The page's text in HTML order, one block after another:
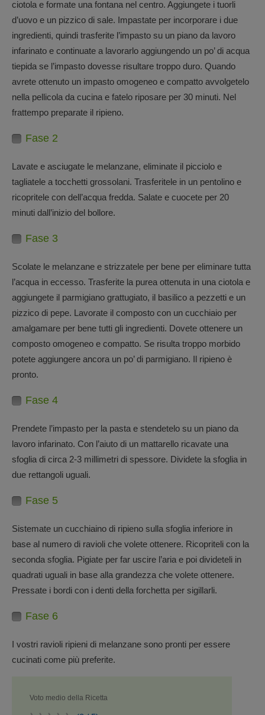
ciotola e formate una fontana nel centro. Aggiungete i tuorli
d’uovo e un pizzico di sale. Impastate per incorporare i due
ingredienti, quindi trasferite l’impasto su un piano da lavoro
infarinato e continuate a lavorarlo aggiungendo un po’ di acqua
tiepida se l’impasto dovesse risultare troppo duro. Quando
avrete ottenuto un impasto omogeneo e compatto avvolgetelo
nella pellicola da cucina e fatelo riposare per 30 minuti. Nel
frattempo preparate il ripieno.
Fase 2
Lavate e asciugate le melanzane, eliminate il picciolo e
tagliatele a tocchetti grossolani. Trasferitele in un pentolino e
ricopritele con dell’acqua fredda. Salate e cuocete per 20
minuti dall’inizio del bollore.
Fase 3
Scolate le melanzane e strizzatele per bene per eliminare tutta
l’acqua in eccesso. Trasferite la purea ottenuta in una ciotola e
aggiungete il parmigiano grattugiato, il basilico a pezzetti e un
pizzico di pepe. Lavorate il composto con un cucchiaio per
amalgamare per bene tutti gli ingredienti. Dovete ottenere un
composto omogeneo e compatto. Se risulta troppo morbido
potete aggiungere ancora un po’ di parmigiano. Il ripieno è
pronto.
Fase 4
Prendete l’impasto per la pasta e stendetelo su un piano da
lavoro infarinato. Con l’aiuto di un mattarello ricavate una
sfoglia di circa 2-3 millimetri di spessore. Dividete la sfoglia in
due rettangoli uguali.
Fase 5
Sistemate un cucchiaino di ripieno sulla sfoglia inferiore in
base al numero di ravioli che volete ottenere. Ricopriteli con la
seconda sfoglia. Pigiate per far uscire l’aria e poi divideteli in
quadrati uguali in base alla grandezza che volete ottenere.
Pressate i bordi con i denti della forchetta per sigillarli.
Fase 6
I vostri ravioli ripieni di melanzane sono pronti per essere
cucinati come più preferite.
Voto medio della Ricetta